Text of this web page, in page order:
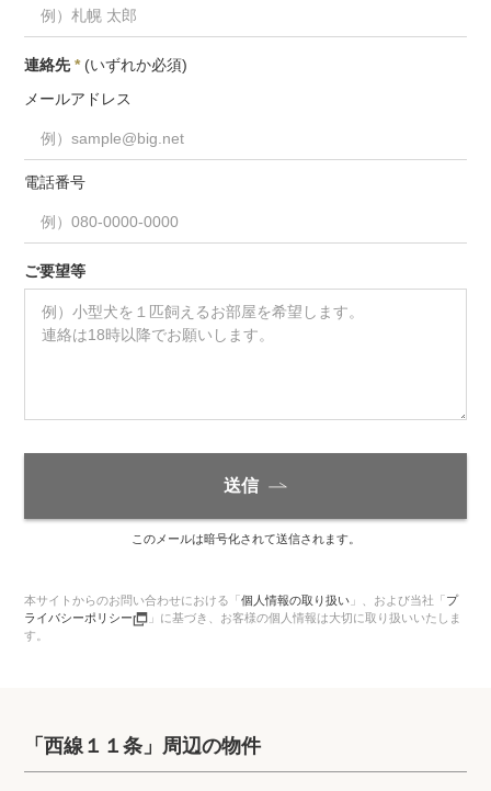
連絡先* (いずれか必須)
メールアドレス
電話番号
ご要望等
送信
このメールは暗号化されて送信されます。
本サイトからのお問い合わせにおける「個人情報の取り扱い 」、 および当社「プ
ライバシーポリシー
」に基づき、お客様の個人情報は大切に取り扱いいたしま
す。
「西線１１条」周辺の物件